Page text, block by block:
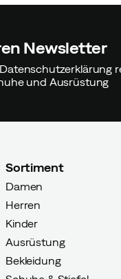
Newsletter
und Ausrüstung
Sortiment
Damen
Herren
Kinder
Ausrüstung
Bekleidung